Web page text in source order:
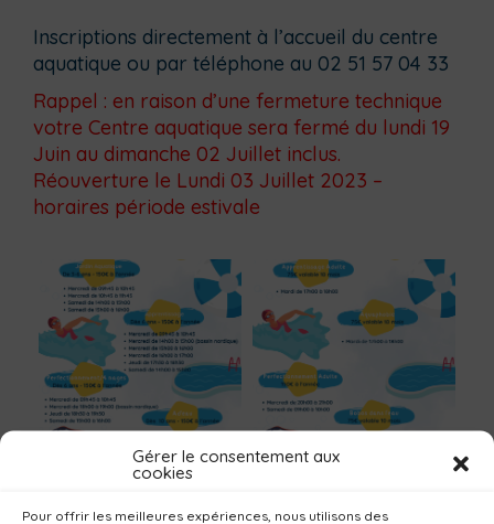
Gérer le consentement aux
cookies
Pour offrir les meilleures expériences, nous utilisons des
Inscriptions directement à l’accueil du centre
aquatique ou par téléphone au 02 51 57 04 33
Rappel : en raison d’une fermeture technique
votre Centre aquatique sera fermé du lundi 19
Juin au dimanche 02 Juillet inclus.
Réouverture le Lundi 03 Juillet 2023 –
horaires période estivale
Partager cette page :